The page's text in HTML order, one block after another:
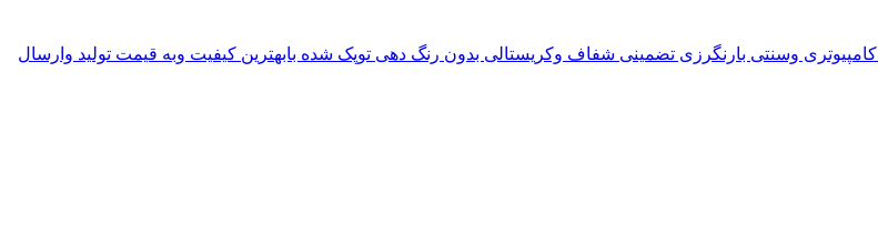
کامپیوتری وسنتی بارنگرزی تضمینی شفاف وکریستالی بدون رنگ دهی توپک شده بابهترین کیفیت وبه قیمت تولید وارسال